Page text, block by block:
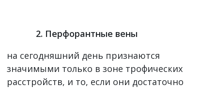
2. Перфорантные вены
на сегодняшний день признаются
значимыми только в зоне трофических
расстройств, и то, если они достаточно